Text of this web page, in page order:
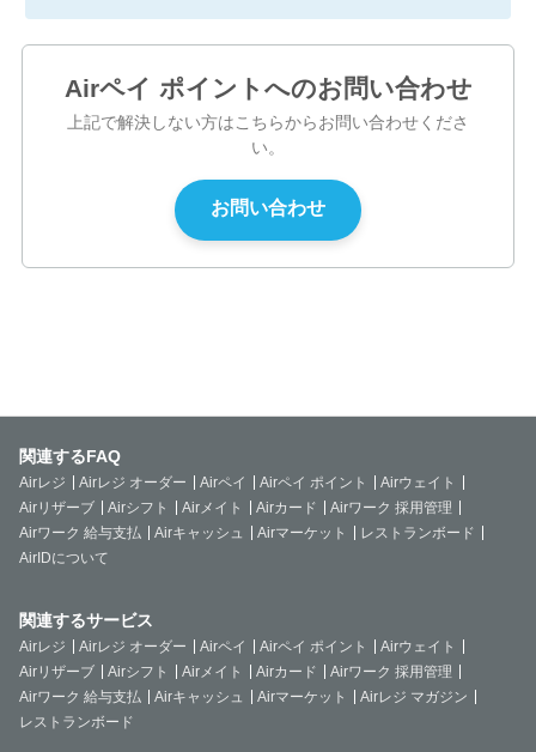
Airペイ ポイントへのお問い合わせ
上記で解決しない方はこちらからお問い合わせくださ
い。
関連するFAQ
Airレジ Airレジ オーダー Airペイ Airペイ ポイント
Airウェイト
Airリザーブ
Airシフト Airメイト Airカード
Airワーク 採用管理
Airワーク 給与支払
Airキャッシュ Airマーケット
レストランボード
AirIDについて
関連するサービス
Airレジ Airレジ オーダー Airペイ Airペイ ポイント
Airウェイト
Airリザーブ
Airシフト Airメイト Airカード
Airワーク 採用管理
Airワーク 給与支払
Airキャッシュ Airマーケット
Airレジ マガジン
レストランボード